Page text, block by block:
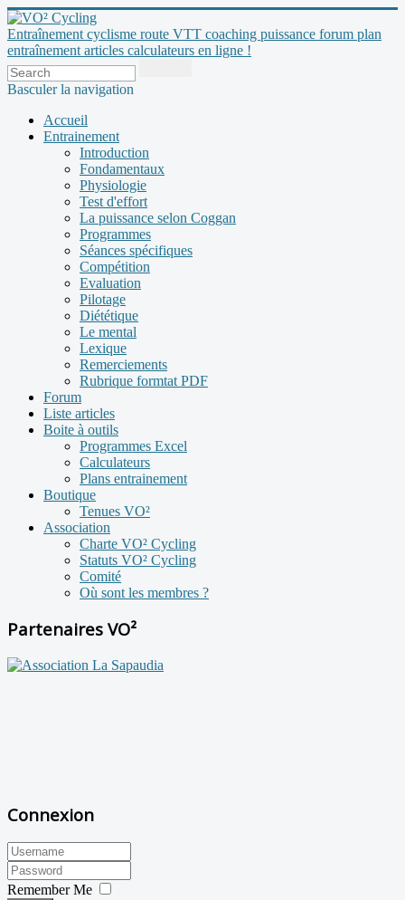
Entraînement cyclisme route VTT coaching puissance forum plan
entraînement articles calculateurs en ligne !
Basculer la navigation
Accueil
Entrainement
Introduction
Fondamentaux
Physiologie
Test d'effort
La puissance selon Coggan
Programmes
Séances spécifiques
Compétition
Evaluation
Pilotage
Diététique
Le mental
Lexique
Remerciements
Rubrique formtat PDF
Forum
Liste articles
Boite à outils
Programmes Excel
Calculateurs
Plans entrainement
Boutique
Tenues VO²
Association
Charte VO² Cycling
Statuts VO² Cycling
Comité
Où sont les membres ?
Partenaires VO²
Connexion
Remember Me